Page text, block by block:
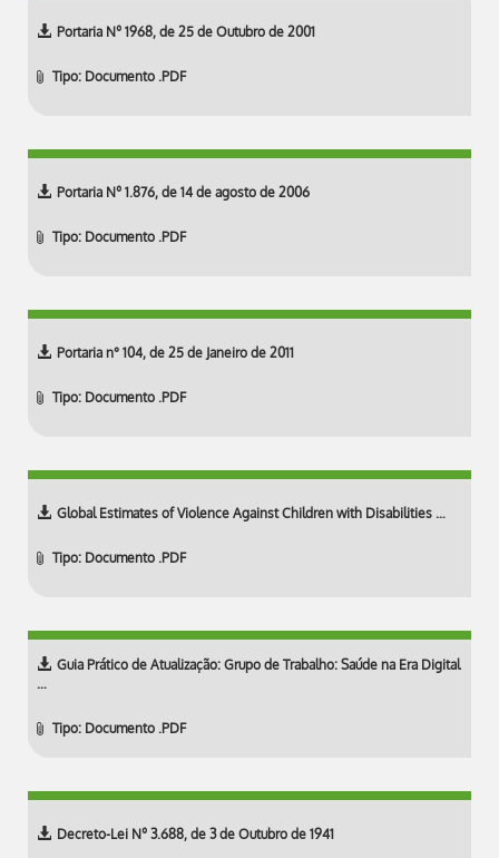
Portaria Nº 1968, de 25 de Outubro de 2001
Tipo: Documento .PDF
Portaria Nº 1.876, de 14 de agosto de 2006
Tipo: Documento .PDF
Portaria n° 104, de 25 de Janeiro de 2011
Tipo: Documento .PDF
Global Estimates of Violence Against Children with Disabilities …
Tipo: Documento .PDF
Guia Prático de Atualização: Grupo de Trabalho: Saúde na Era Digital
…
Tipo: Documento .PDF
Decreto-Lei Nº 3.688, de 3 de Outubro de 1941